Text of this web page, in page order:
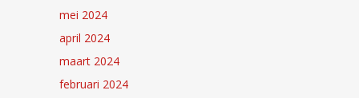
mei 2024
april 2024
maart 2024
februari 2024